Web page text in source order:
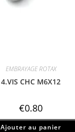
EMBRAYAGE ROTAX
4.VIS CHC M6X12
€0.80
Ajouter au panier